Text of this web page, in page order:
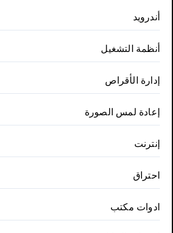
أندرويد
أنظمة التشغيل
إدارة الأقراص
إعادة لمس الصورة
إنترنت
احتراق
ادوات مكتب